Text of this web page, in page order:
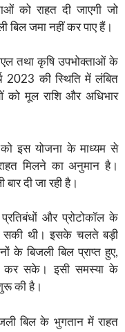
को राहत दी जाएगी जो
बिल जमा नहीं कर पाए हैं।
तथा कृषि उपभोक्ताओं के
2023 की स्थिति में लंबित
को मूल राशि और अधिभार
इस योजना के माध्यम से
मिलने का अनुमान है।
बार दी जा रही है।
और प्रोटोकॉल के
सकी थी। इसके चलते बड़ी
के बिजली बिल प्राप्त हुए,
कर सके। इसी समस्या के
की है।
बिल के भुगतान में राहत